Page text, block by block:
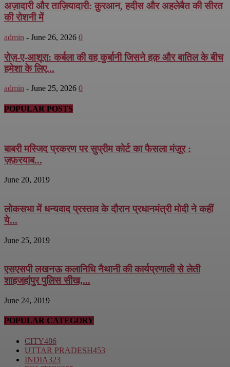
अज़ादारी और ताज़ियादारी: क़ुरआन, हदीस और अहलेबैत की सीरत
की रोशनी में
admin - June 26, 2026 0
रोज़-ए-आशूरा: कर्बला की वह कुर्बानी जिसने हक़ और बातिल के बीच
हमेशा के लिए...
admin - June 25, 2026 0
POPULAR POSTS
बाबरी मस्जिद प्रकरण पर सुप्रीम कोर्ट का फैसला मंज़ूर :
ज़फ़रयाब...
June 20, 2019
लोकसभा में धन्यवाद प्रस्ताव के दौरान प्रधानमंत्री मोदी ने कहीं
ये...
June 25, 2019
एसएसपी लखनऊ कलानिधि नैथानी की कार्यप्रणाली से लेती
शाहजहांपुर पुलिस सीख,...
June 24, 2019
POPULAR CATEGORY
CITY486
UTTAR PRADESH453
INDIA323